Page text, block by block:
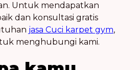
Untuk mendapatkan
dan konsultasi gratis
jasa Cuci karpet gym,
menghubungi kami.